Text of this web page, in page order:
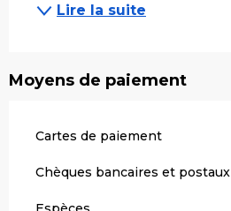
Lire la suite
Moyens de paiement
Cartes de paiement
Chèques bancaires et postaux